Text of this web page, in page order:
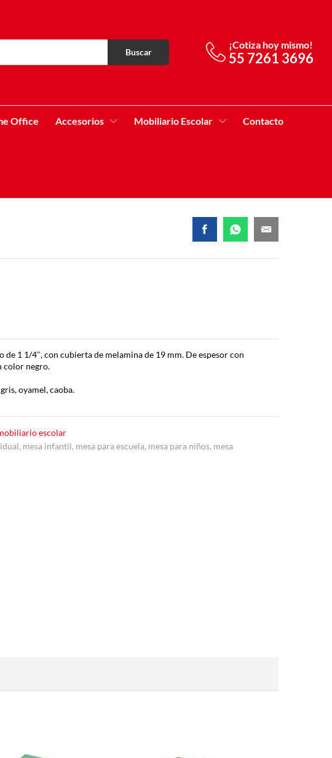
Buscar
¡Cotiza hoy mismo!
55 7261 3696
Office Accesorios Mobiliario Escolar Contacto
1 1/4″, con cubierta de melamina de 19 mm. De espesor con
color negro.
oyamel, caoba.
escolar
, mesa infantil, mesa para escuela, mesa para niños, mesa